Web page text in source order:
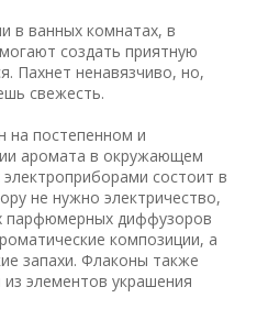
в ванных комнатах, в
создать приятную
Пахнет ненавязчиво, но,
свежесть.
на постепенном и
аромата в окружающем
состоит в
не нужно электричество,
парфюмерных диффузоров
композиции, а
запахи. Флаконы также
элементов украшения